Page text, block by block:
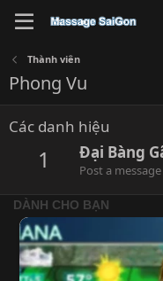
Thành viên
Phong Vu
Các danh hiệu
1 Đại Bàng
Post a